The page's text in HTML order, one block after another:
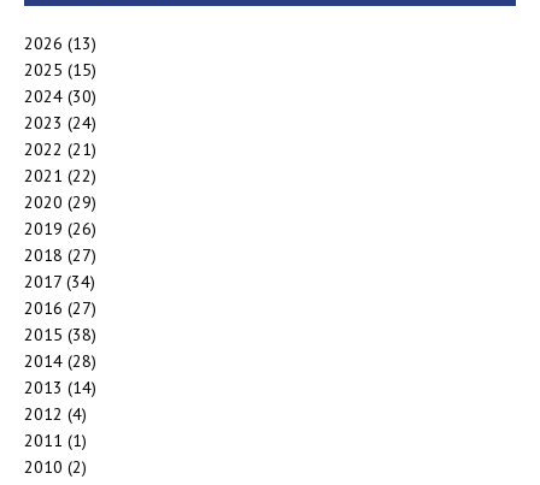
2026 (13)
2025 (15)
2024 (30)
2023 (24)
2022 (21)
2021 (22)
2020 (29)
2019 (26)
2018 (27)
2017 (34)
2016 (27)
2015 (38)
2014 (28)
2013 (14)
2012 (4)
2011 (1)
2010 (2)